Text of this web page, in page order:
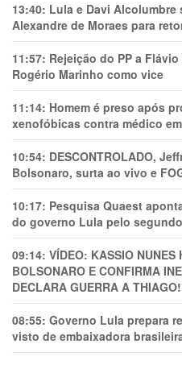
13:40: Lula e Davi Alcolumbre
Alexandre de Moraes para
11:57: Rejeição do PP a
Rogério Marinho como vice
11:14: Homem é preso após
xenofóbicas contra médico
10:54: DESCONTROLADO,
Bolsonaro, surta ao vivo e
10:17: Pesquisa Quaest
do governo Lula pelo
09:14: VÍDEO: KASSIO
BOLSONARO E CONFIRMA
DECLARA GUERRA A
08:55: Governo Lula prepara
visto de embaixadora